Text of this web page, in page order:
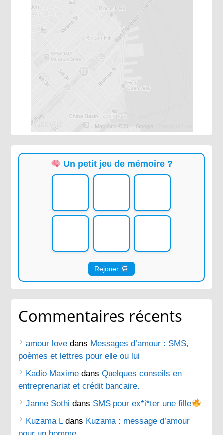
Un petit jeu de mémoire ?
Rejouer
Commentaires récents
amour love dans Messages d’amour : SMS,
poèmes et lettres pour elle ou lui
Kadio Maxime dansQuelques conseils en
entreprenariat et crédit bancaire.
Janne Sothi dans SMS pour ex*i*ter une fille
Kuzama Ldans Kuzama : message d’amour